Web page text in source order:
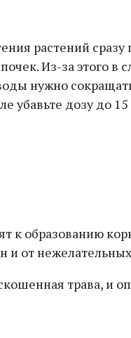
растений
Из-за этого
нужно
убавьте дозу до
к образованию
и от
трава, и